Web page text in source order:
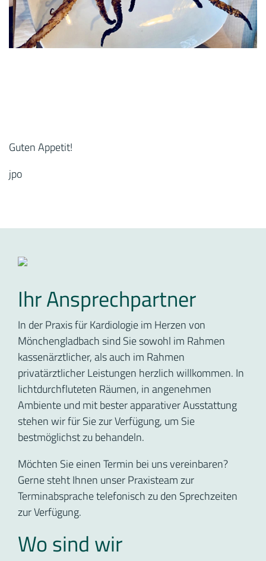
Guten Appetit!
jpo
Ihr Ansprechpartner
In der Praxis für Kardiologie im Herzen von
Mönchengladbach sind Sie sowohl im Rahmen
kassenärztlicher, als auch im Rahmen
privatärztlicher Leistungen herzlich willkommen. In
lichtdurchfluteten Räumen, in angenehmen
Ambiente und mit bester apparativer Ausstattung
stehen wir für Sie zur Verfügung, um Sie
bestmöglichst zu behandeln.
Möchten Sie einen Termin bei uns vereinbaren?
Gerne steht Ihnen unser Praxisteam zur
Terminabsprache telefonisch zu den Sprechzeiten
zur Verfügung.
Wo sind wir